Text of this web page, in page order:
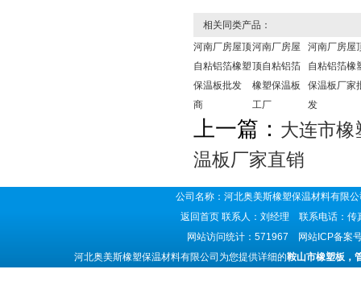
相关同类产品：
河南厂房屋顶
自粘铝箔橡塑
保温板批发
商
河南厂房屋
顶自粘铝箔
橡塑保温板
工厂
河南厂房屋
自粘铝箔橡
保温板厂家
发
上一篇： 大连市橡
温板厂家直销
公司名称：河北奥美斯橡塑保温材料有
返回首页 联系人：刘经理 联系电话：
网站访问统计：571967 网站ICP备案
河北奥美斯橡塑保温材料有限公司为您提供详细的鞍山市橡塑板，